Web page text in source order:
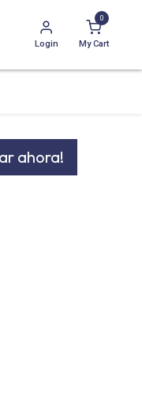
Login
0
My Cart
ahora!